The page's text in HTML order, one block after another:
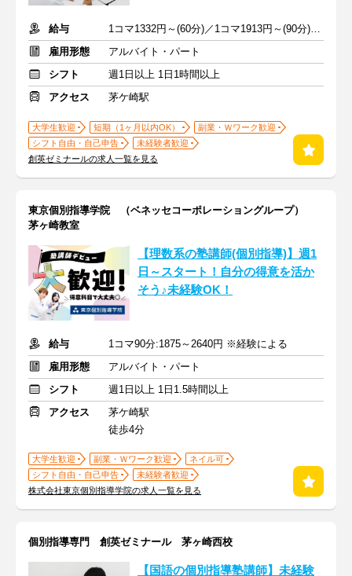
給与
1コマ1332円～(60分)／1コマ1913円～(90分) ※準備報告手当込み
雇用形態
アルバイト・パート
シフト
週1日以上 1日1時間以上
アクセス
茅ケ崎駅
大学生歓迎 短期（1ヶ月以内OK）
副業・Ｗワーク歓迎
シフト自由・自己申告
未経験者歓迎
創英ゼミナールの求人一覧を見る
東京個別指導学院 （ベネッセコーポレーショングループ）
茅ヶ崎教室
【理数系の塾講師(個別指導)】週1
日～スタート！自分の得意を活か
そう♪未経験OK！
給与
1コマ90分:1875～2640円 ※経験による
雇用形態
アルバイト・パート
シフト
週1日以上 1日1.5時間以上
アクセス
茅ケ崎駅
徒歩4分
大学生歓迎 副業・Ｗワーク歓迎
ネイル可
シフト自由・自己申告
未経験者歓迎
株式会社東京個別指導学院の求人一覧を見る
個別指導専門 創英ゼミナール 茅ヶ崎西校
【国語の個別指導塾講師】未経験